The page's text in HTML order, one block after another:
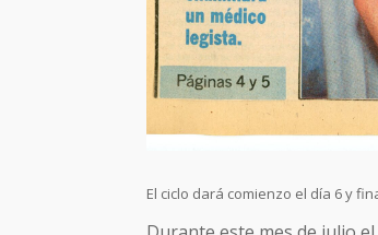
El ciclo dará comienzo el día 6 y